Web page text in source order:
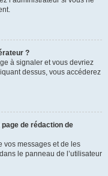
?
à signaler et vous devriez
dessus, vous accéderez
de rédaction de
vos messages et de les
le panneau de l’utilisateur